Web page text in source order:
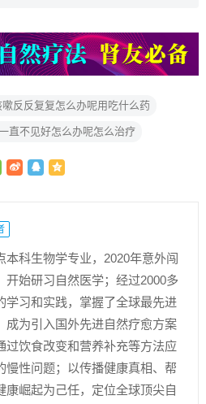
反反复复怎么办呢用吃什么药
直不见好怎么办呢怎么治疗
本科生物学专业，2020年意外闯
开始研习自然医学；经过2000多
学习和实践，掌握了全球最先进
成为引入国外先进自然疗愈方案
过饮食改变和营养补充等方法应
慢性问题；以传播健康真相、帮
康崛起为己任，定位全球顶尖自